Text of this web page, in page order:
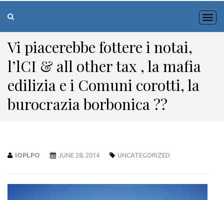
Vi piacerebbe fottere i notai,
l’lCI & all other tax , la mafia
edilizia e i Comuni corotti, la
burocrazia borbonica ??
IOPLPO JUNE 28, 2014 UNCATEGORIZED